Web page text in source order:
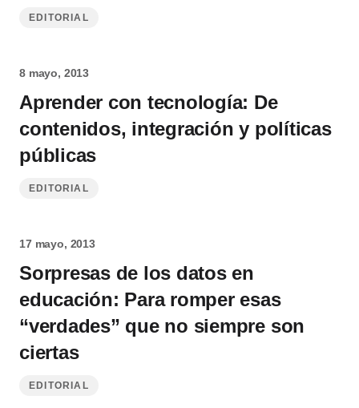
EDITORIAL
8 mayo, 2013
Aprender con tecnología: De
contenidos, integración y políticas
públicas
EDITORIAL
17 mayo, 2013
Sorpresas de los datos en
educación: Para romper esas
“verdades” que no siempre son
ciertas
EDITORIAL